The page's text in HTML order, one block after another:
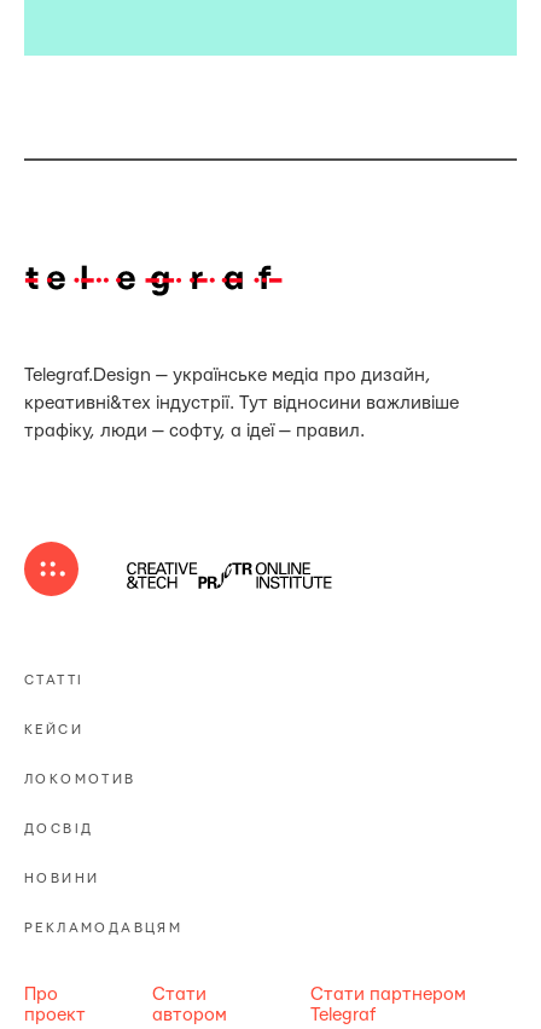
Telegraf.Design — українське медіа про дизайн,
креативні&тех індустрії. Тут відносини важливіше
трафіку, люди — софту, а ідеї — правил.
СТАТТІ
КЕЙСИ
ЛОКОМОТИВ
ДОСВІД
НОВИНИ
РЕКЛАМОДАВЦЯМ
Про
проект
Стати
автором
Стати партнером
Telegraf